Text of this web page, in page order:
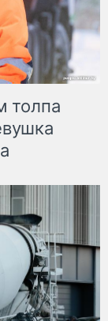
толпа